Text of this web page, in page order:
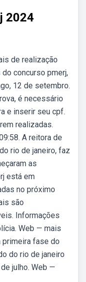
2024
de realização
concurso pmerj,
12 de setembro.
é necessário
e inserir seu cpf.
realizadas.
A reitora de
rio de janeiro, faz
as
está em
no próximo
são
Informações
Web — mais
primeira fase do
do rio de janeiro
julho. Web —